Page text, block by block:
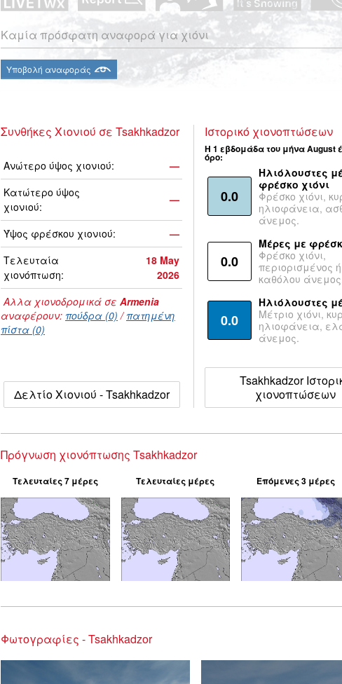
Καμία πρόσφατη αναφορά για χιόνι
Υποβολή αναφοράς
Συνθήκες Χιονιού σε Tsakhkadzor
Ανώτερο ύψος χιονιού:
—
Κατώτερο ύψος
χιονιού:
—
Ύψος φρέσκου χιονιού:
—
Τελευταία
χιονόπτωση:
18 May
2026
Αλλα χιονοδρομικά σε Armenia
αναφέρουν: πούδρα (0) /πατημένη
πίστα (0)
Δελτίο Χιονιού - Tsakhkadzor
Ιστορικό χιονοπτώσεων
Η 1 εβδομάδα του μήνα August
όρο:
0.0
Ηλιόλουστες
φρέσκο χιόνι
Φρέσκο χιόνι,
ηλιοφάνεια,
άνεμος.
0.0
Μέρες με
Φρέσκο χιόνι,
περιορισμένος
καθόλου
0.0
Ηλιόλουστες
Μέτριο χιόνι,
ηλιοφάνεια,
άνεμος.
Tsakhkadzor
χιονοπτώσεων
Πρόγνωση χιονόπτωσης Tsakhkadzor
Τελευταίες 7 μέρες Τελευταίες μέρες Επόμενες 3 μέρες
Φωτογραφίες - Tsakhkadzor